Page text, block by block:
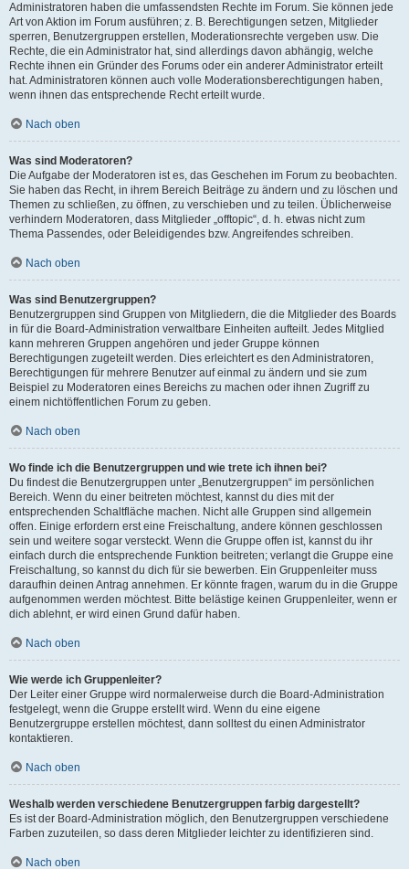
Administratoren haben die umfassendsten Rechte im Forum. Sie können jede
Art von Aktion im Forum ausführen; z. B. Berechtigungen setzen, Mitglieder
sperren, Benutzergruppen erstellen, Moderationsrechte vergeben usw. Die
Rechte, die ein Administrator hat, sind allerdings davon abhängig, welche
Rechte ihnen ein Gründer des Forums oder ein anderer Administrator erteilt
hat. Administratoren können auch volle Moderationsberechtigungen haben,
wenn ihnen das entsprechende Recht erteilt wurde.
Nach oben
Was sind Moderatoren?
Die Aufgabe der Moderatoren ist es, das Geschehen im Forum zu beobachten.
Sie haben das Recht, in ihrem Bereich Beiträge zu ändern und zu löschen und
Themen zu schließen, zu öffnen, zu verschieben und zu teilen. Üblicherweise
verhindern Moderatoren, dass Mitglieder „offtopic“, d. h. etwas nicht zum
Thema Passendes, oder Beleidigendes bzw. Angreifendes schreiben.
Nach oben
Was sind Benutzergruppen?
Benutzergruppen sind Gruppen von Mitgliedern, die die Mitglieder des Boards
in für die Board-Administration verwaltbare Einheiten aufteilt. Jedes Mitglied
kann mehreren Gruppen angehören und jeder Gruppe können
Berechtigungen zugeteilt werden. Dies erleichtert es den Administratoren,
Berechtigungen für mehrere Benutzer auf einmal zu ändern und sie zum
Beispiel zu Moderatoren eines Bereichs zu machen oder ihnen Zugriff zu
einem nichtöffentlichen Forum zu geben.
Nach oben
Wo finde ich die Benutzergruppen und wie trete ich ihnen bei?
Du findest die Benutzergruppen unter „Benutzergruppen“ im persönlichen
Bereich. Wenn du einer beitreten möchtest, kannst du dies mit der
entsprechenden Schaltfläche machen. Nicht alle Gruppen sind allgemein
offen. Einige erfordern erst eine Freischaltung, andere können geschlossen
sein und weitere sogar versteckt. Wenn die Gruppe offen ist, kannst du ihr
einfach durch die entsprechende Funktion beitreten; verlangt die Gruppe eine
Freischaltung, so kannst du dich für sie bewerben. Ein Gruppenleiter muss
daraufhin deinen Antrag annehmen. Er könnte fragen, warum du in die Gruppe
aufgenommen werden möchtest. Bitte belästige keinen Gruppenleiter, wenn er
dich ablehnt, er wird einen Grund dafür haben.
Nach oben
Wie werde ich Gruppenleiter?
Der Leiter einer Gruppe wird normalerweise durch die Board-Administration
festgelegt, wenn die Gruppe erstellt wird. Wenn du eine eigene
Benutzergruppe erstellen möchtest, dann solltest du einen Administrator
kontaktieren.
Nach oben
Weshalb werden verschiedene Benutzergruppen farbig dargestellt?
Es ist der Board-Administration möglich, den Benutzergruppen verschiedene
Farben zuzuteilen, so dass deren Mitglieder leichter zu identifizieren sind.
Nach oben